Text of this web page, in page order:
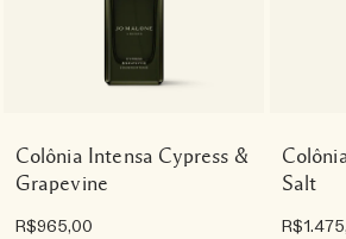
Colônia Intensa Cypress &
Grapevine
R$965,00
Salt